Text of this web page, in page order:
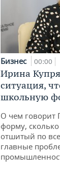
Бизнес 00:00
Ирина
ситуация,
школьную
О чем говорит
форму, сколько
отшитый по
главные